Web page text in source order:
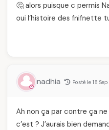
🤔 alors puisque c permis
oui l’histoire des fnifnette
nadhia Posté le 18
Ah non ça par contre ça
c’est ? J’aurais bien